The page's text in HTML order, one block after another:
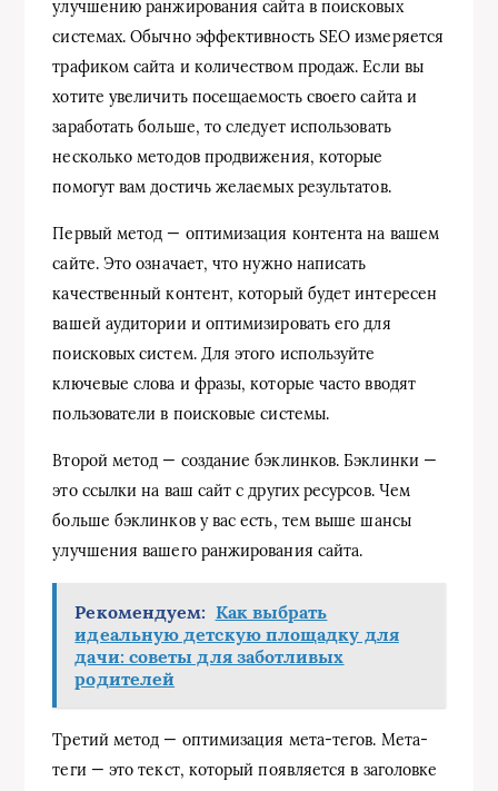
улучшению ранжирования сайта в поисковых
системах. Обычно эффективность SEO измеряется
трафиком сайта и количеством продаж. Если вы
хотите увеличить посещаемость своего сайта и
заработать больше, то следует использовать
несколько методов продвижения, которые
помогут вам достичь желаемых результатов.
Первый метод — оптимизация контента на вашем
сайте. Это означает, что нужно написать
качественный контент, который будет интересен
вашей аудитории и оптимизировать его для
поисковых систем. Для этого используйте
ключевые слова и фразы, которые часто вводят
пользователи в поисковые системы.
Второй метод — создание бэклинков. Бэклинки —
это ссылки на ваш сайт с других ресурсов. Чем
больше бэклинков у вас есть, тем выше шансы
улучшения вашего ранжирования сайта.
Рекомендуем: Как выбрать
идеальную детскую площадку для
дачи: советы для заботливых
родителей
Третий метод — оптимизация мета-тегов. Мета-
теги — это текст, который появляется в заголовке